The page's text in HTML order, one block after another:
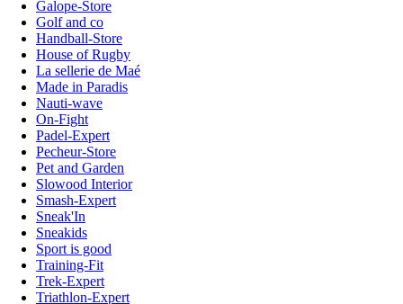
Galope-Store
Golf and co
Handball-Store
House of Rugby
La sellerie de Maé
Made in Paradis
Nauti-wave
On-Fight
Padel-Expert
Pecheur-Store
Pet and Garden
Slowood Interior
Smash-Expert
Sneak'In
Sneakids
Sport is good
Training-Fit
Trek-Expert
Triathlon-Expert